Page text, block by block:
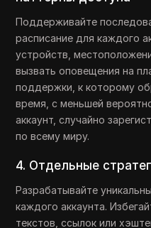
Поддерживайте
расписание для каждого
устройств,
вызвать оповещения на
поддержки, к которому
время, с меньшей
аккаунт, случайно
по всему миру.
4. Отдельные
Разрабатывайте
каждого аккаунта.
текстов, ссылок или